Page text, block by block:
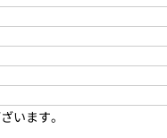
います。